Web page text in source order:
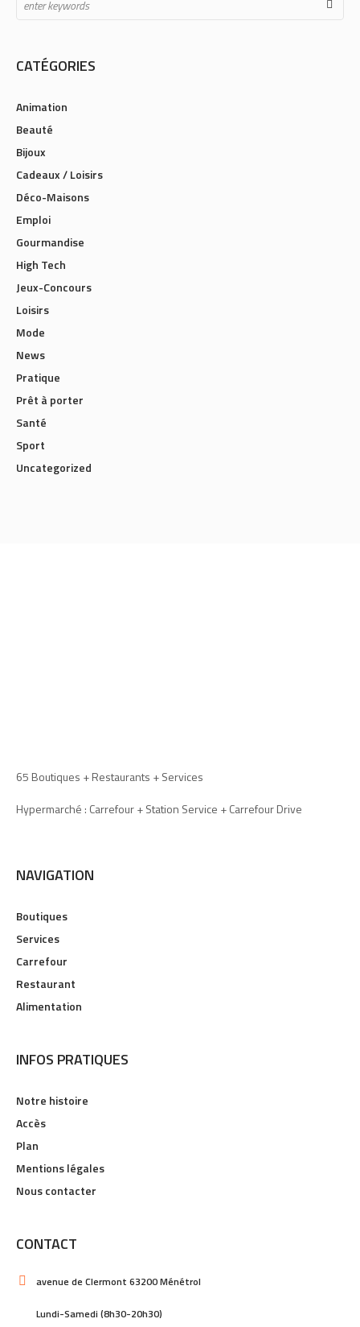
CATÉGORIES
Animation
Beauté
Bijoux
Cadeaux / Loisirs
Déco-Maisons
Emploi
Gourmandise
High Tech
Jeux-Concours
Loisirs
Mode
News
Pratique
Prêt à porter
Santé
Sport
Uncategorized
65 Boutiques + Restaurants + Services
Hypermarché : Carrefour + Station Service + Carrefour Drive
NAVIGATION
Boutiques
Services
Carrefour
Restaurant
Alimentation
INFOS PRATIQUES
Notre histoire
Accès
Plan
Mentions légales
Nous contacter
CONTACT
avenue de Clermont 63200 Ménétrol
Lundi-Samedi (8h30-20h30)